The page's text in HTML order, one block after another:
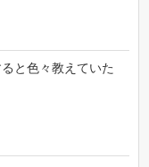
と色々教えていた